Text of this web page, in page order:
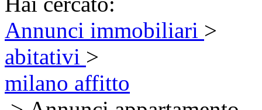
Annunci immobiliari >
abitativi >
milano affitto